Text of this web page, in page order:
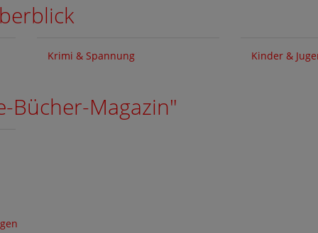
Krimi & Spannung Kinder &
Bücher-Magazin"